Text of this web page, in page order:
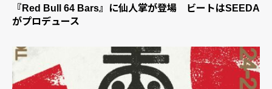
『Red Bull 64 Bars』に仙人掌が登場 ビートはSEEDA
がプロデュース